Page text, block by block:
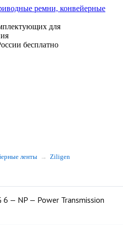
для
бесплатно
ленты
Ziligen